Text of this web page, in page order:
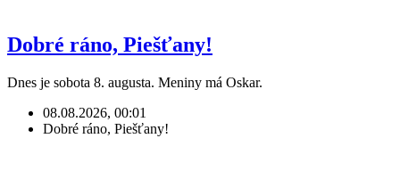
Dobré ráno, Piešťany!
Dnes je sobota 8. augusta. Meniny má Oskar.
08.08.2026, 00:01
Dobré ráno, Piešťany!